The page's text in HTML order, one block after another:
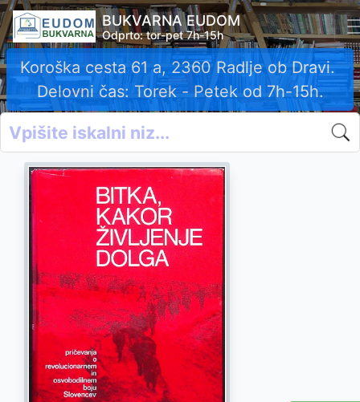
BUKVARNA EUDOM
Odprto: tor-pet 7h-15h
Koroška cesta 61 a, 2360 Radlje ob Dravi.
Delovni čas: Torek - Petek od 7h-15h.